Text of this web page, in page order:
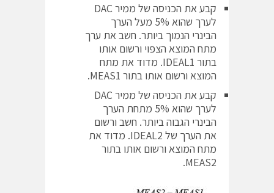
קבע את הכניסה של ממיר DAC
לערך שהוא 5% מעל הערך
הבינרי הנמוך ביותר. חשב את ערך
מתח המוצא הצפוי ורשום אותו
בתור IDEAL1. מדוד את מתח
המוצא ורשום אותו בתור MEAS1.
קבע את הכניסה של ממיר DAC
לערך שהוא 5% מתחת הערך
הבינרי הגבוה ביותר. חשב ורשום
את הערך של IDEAL2. מדוד את
מתח המוצא ורשום אותו בתור
MEAS2.